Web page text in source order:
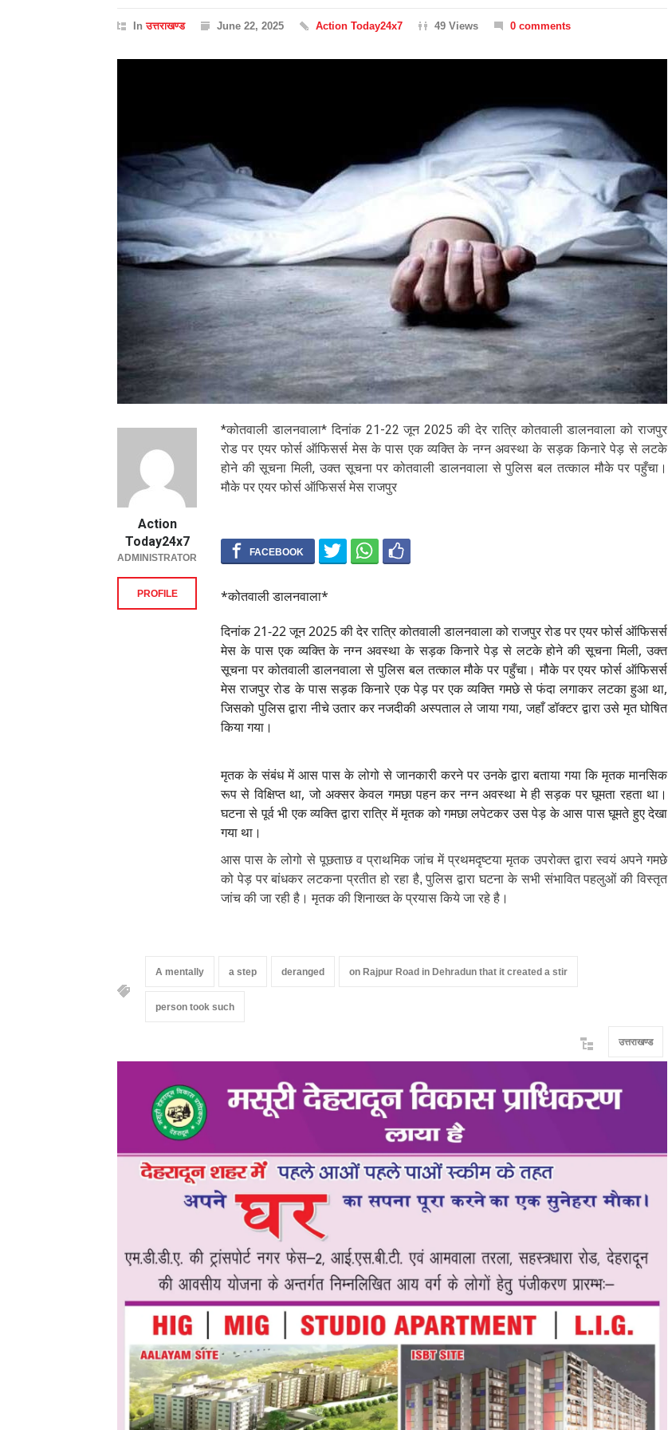
Inउत्तराखण्ड June 22, 2025 Action Today24x7 49 Views 0 comments
*कोतवाली डालनवाला* दिनांक 21-22 जून 2025 की देर रात्रि कोतवाली डालनवाला को राजपुर
रोड पर एयर फोर्स ऑफिसर्स मेस के पास एक व्यक्ति के नग्न अवस्था के सड़क किनारे पेड़ से लटके
होने की सूचना मिली, उक्त सूचना पर कोतवाली डालनवाला से पुलिस बल तत्काल मौके पर पहुँचा।
मौके पर एयर फोर्स ऑफिसर्स मेस राजपुर
*कोतवाली डालनवाला*
दिनांक 21-22 जून 2025 की देर रात्रि कोतवाली डालनवाला को राजपुर रोड पर एयर फोर्स ऑफिसर्स
मेस के पास एक व्यक्ति के नग्न अवस्था के सड़क किनारे पेड़ से लटके होने की सूचना मिली, उक्त
सूचना पर कोतवाली डालनवाला से पुलिस बल तत्काल मौके पर पहुँचा। मौके पर एयर फोर्स ऑफिसर्स
मेस राजपुर रोड के पास सड़क किनारे एक पेड़ पर एक व्यक्ति गमछे से फंदा लगाकर लटका हुआ था,
जिसको पुलिस द्वारा नीचे उतार कर नजदीकी अस्पताल ले जाया गया, जहाँ डॉक्टर द्वारा उसे मृत घोषित
किया गया।
मृतक के संबंध में आस पास के लोगो से जानकारी करने पर उनके द्वारा बताया गया कि मृतक मानसिक
रूप से विक्षिप्त था, जो अक्सर केवल गमछा पहन कर नग्न अवस्था मे ही सड़क पर घूमता रहता था।
घटना से पूर्व भी एक व्यक्ति द्वारा रात्रि में मृतक को गमछा लपेटकर उस पेड़ के आस पास घूमते हुए देखा
गया था।
आस पास के लोगो से पूछताछ व प्राथमिक जांच में प्रथमदृष्टया मृतक उपरोक्त द्वारा स्वयं अपने गमछे
को पेड़ पर बांधकर लटकना प्रतीत हो रहा है, पुलिस द्वारा घटना के सभी संभावित पहलुओं की विस्तृत
जांच की जा रही है। मृतक की शिनाख्त के प्रयास किये जा रहे है।
Action
Today24x7
ADMINISTRATOR
PROFILE
A mentally a step deranged on Rajpur Road in Dehradun that it created a stir
person took such
उत्तराखण्ड